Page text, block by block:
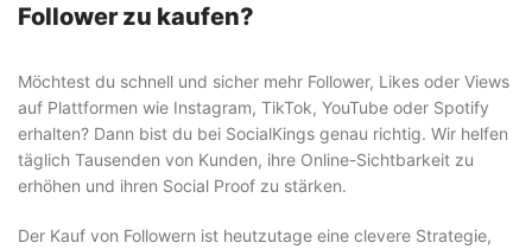
Follower zu kaufen?
Möchtest du schnell und sicher mehr Follower, Likes oder Views
auf Plattformen wie Instagram, TikTok, YouTube oder Spotify
erhalten? Dann bist du bei SocialKings genau richtig. Wir helfen
täglich Tausenden von Kunden, ihre Online-Sichtbarkeit zu
erhöhen und ihren Social Proof zu stärken.
Der Kauf von Followern ist heutzutage eine clevere Strategie,